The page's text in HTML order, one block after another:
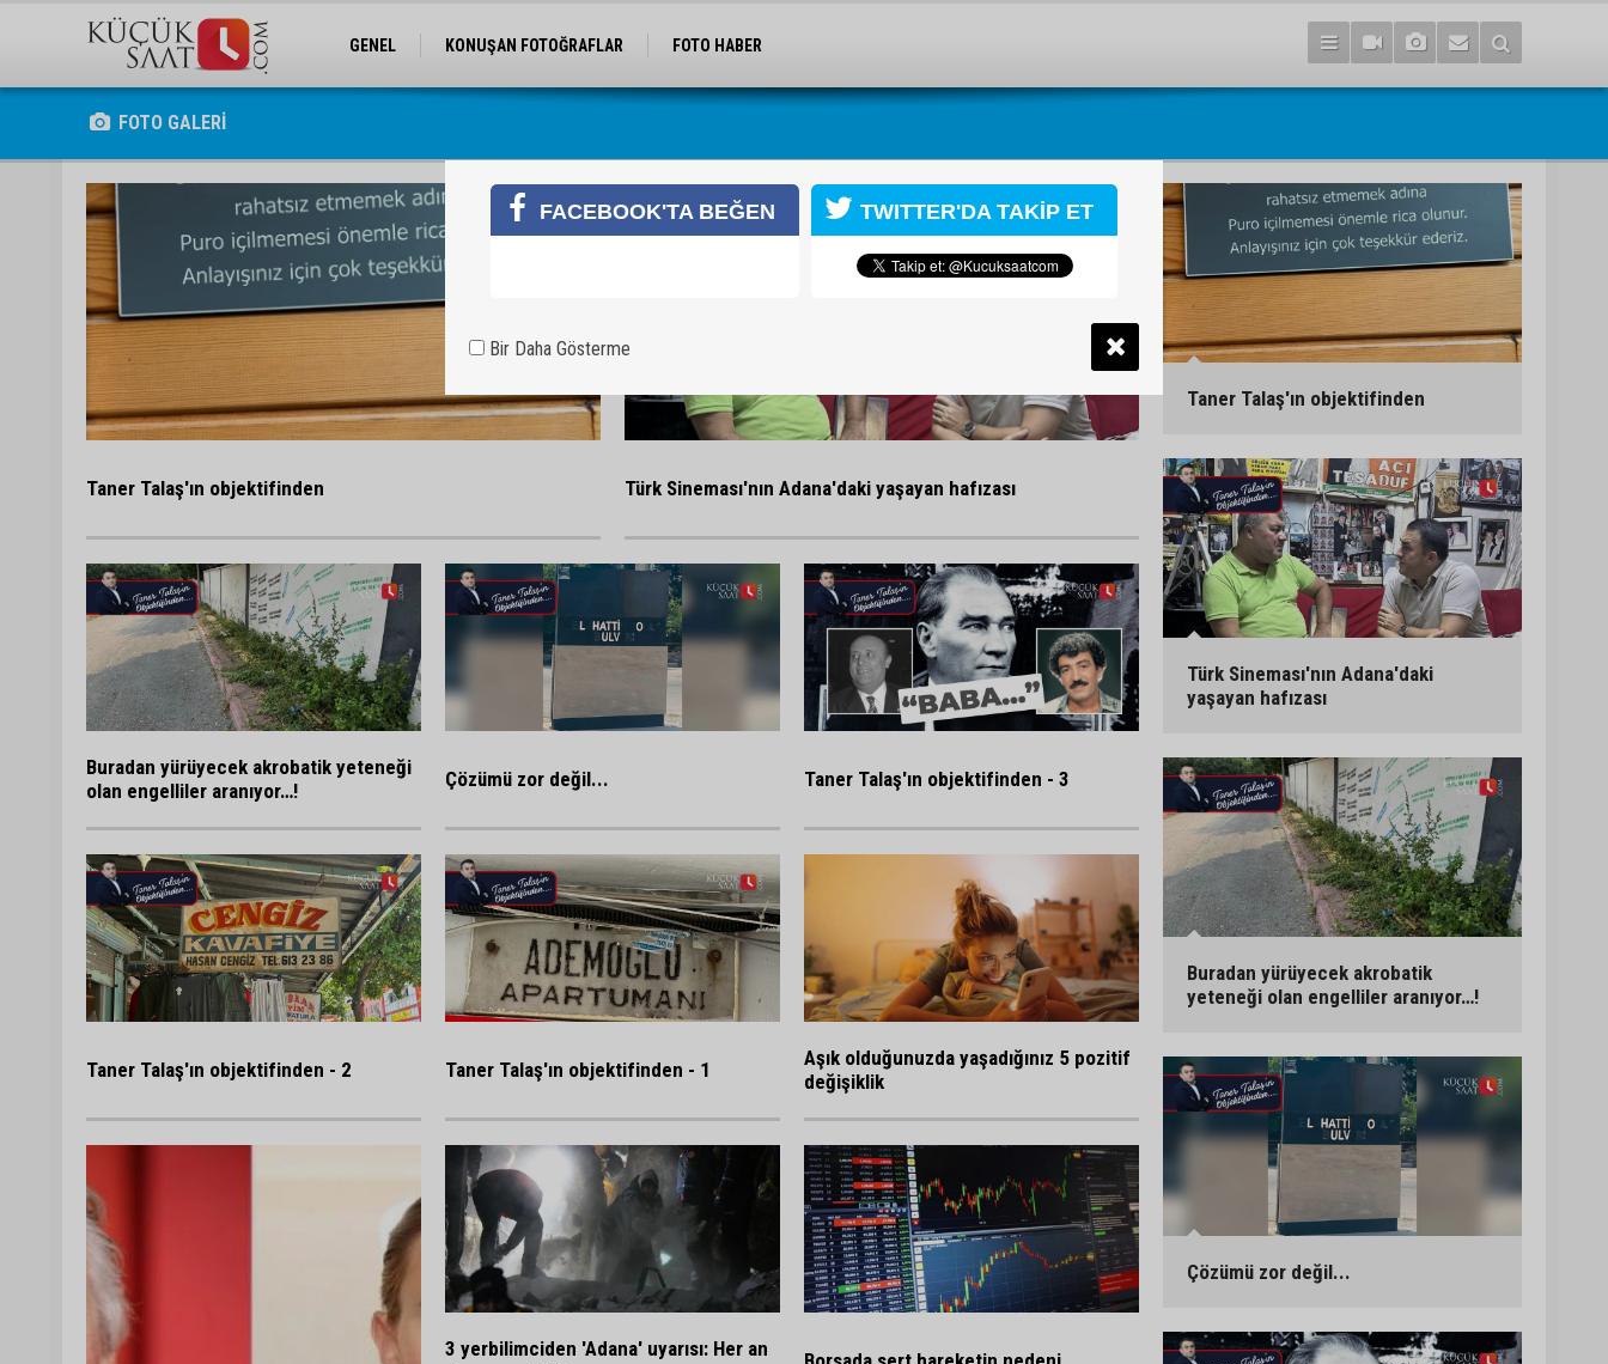
GENEL KONUŞAN FOTOĞRAFLAR FOTO HABER
FOTO GALERİ
Taner Talaş'ın objektifinden Türk Sineması'nın Adana'daki yaşayan hafızası
Buradan yürüyecek akrobatik yeteneği
olan engelliler aranıyor…!
Çözümü zor değil... Taner Talaş'ın objektifinden - 3
Taner Talaş'ın objektifinden - 2 Taner Talaş'ın objektifinden - 1
Aşık olduğunuzda yaşadığınız 5 pozitif
değişiklik
3 yerbilimciden 'Adana' uyarısı: Her an
Taner Talaş'ın objektifinden
Türk Sineması'nın Adana'daki
yaşayan hafızası
Buradan yürüyecek akrobatik
yeteneği olan engelliler aranıyor…!
Çözümü zor değil...
FACEBOOK'TA BEĞEN TWITTER'DA TAKİP ET
Bir Daha Gösterme